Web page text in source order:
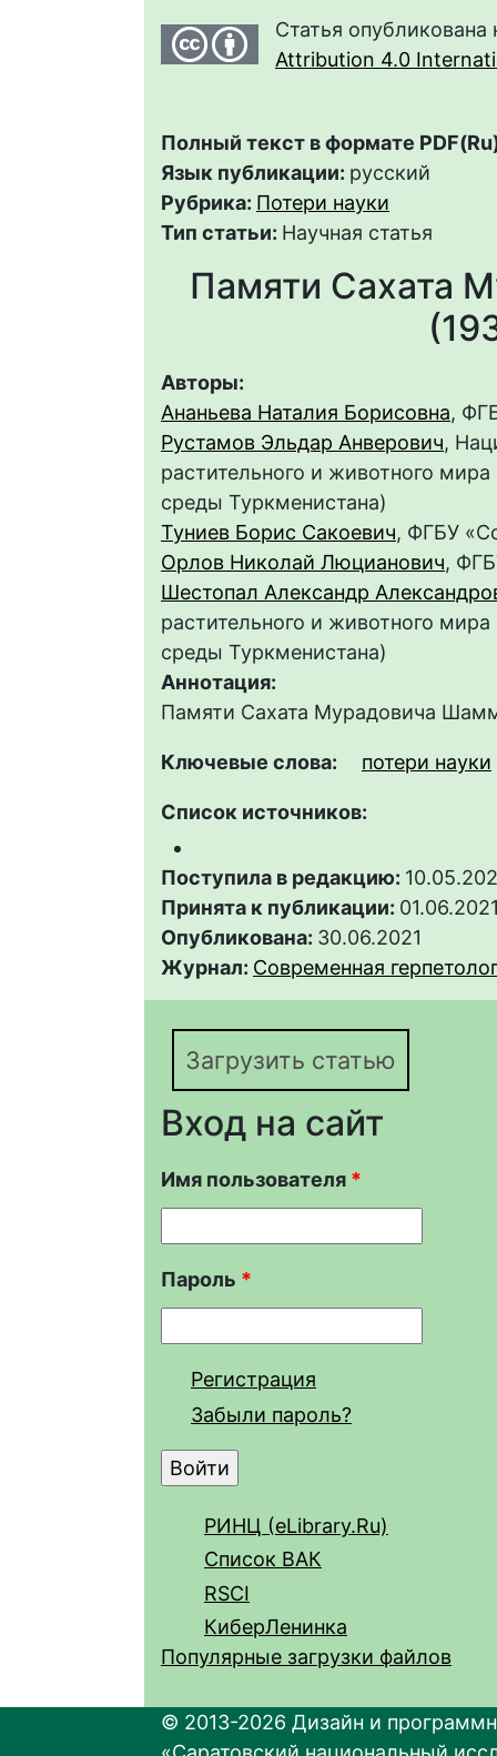
Статья
Attribution 4.0
Полный текст в формате
Язык публикации: русский
Рубрика: Потери науки
Тип статьи: Научная статья
Памяти Сахата
Авторы:
Ананьева Наталия Борисовна,
Рустамов Эльдар Анверович,
растительного и животного
среды Туркменистана)
Туниев Борис Сакоевич, ФГБУ
Орлов Николай Люцианович,
Шестопал Александр
растительного и животного
среды Туркменистана)
Аннотация:
Памяти Сахата Мурадовича
Ключевые слова: потери науки
Список источников:
Поступила в редакцию:
Принята к публикации:
Опубликована: 30.06.2021
Журнал: Современная
Загрузить статью
Вход на сайт
Имя пользователя *
Пароль *
Регистрация
Забыли пароль?
РИНЦ (eLibrary.Ru)
Список ВАК
RSCI
КиберЛенинка
Популярные загрузки файлов
© 2013-2026 Дизайн и